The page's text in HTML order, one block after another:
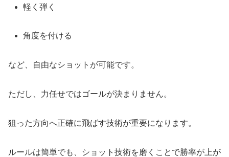
軽く弾く
角度を付ける
など、自由なショットが可能です。
ただし、力任せではゴールが決まりません。
狙った方向へ正確に飛ばす技術が重要になります。
ルールは簡単でも、ショット技術を磨くことで勝率が上が